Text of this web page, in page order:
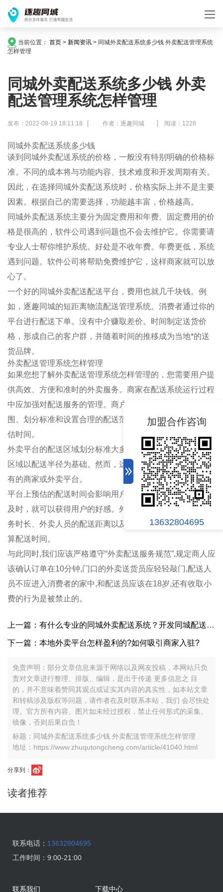
加盟合作咨询
13632804695
当前位置： 首页 > 新闻资讯 > 同城外卖配送系统多少钱 外卖配送管理系统
怎样管理
同城外卖配送系统多少钱 外卖
配送管理系统怎样管理
发布：2022-08-19 18:11:18 作者：逐趣同城 阅读：1228
同城外卖配送系统多少钱
谈到同城外卖配送系统的价格，一般没有特别明确的价格标
准。不同的成本将与功能内容、技术难度和开发周期有关。
因此，在选择同城外卖配送系统时，价格实际上并不是主要
因素。根据自己的需要选择，功能越丰富，价格越高。
同城外卖配送系统主要分为固定费用和年费。固定费用的价
格是很高的，软件公司遇到问题也不会去维护它。你需要请
专业人士帮你维护系统。好处是不收年费。年费更低，系统
遇到问题。软件公司将帮助免费维护它，这样商家就可以放
心了。
一个好的同城外卖配送配送平台，费用也就几千块钱。例
如，逐趣同城的短距离物流配送管理系统。消费者通过你的
平台进行配送下单。没有中介赚取差价。时间制定送货价
格，形成自己的客户群，并随着时间的推移成为当地*的送
货品牌。
外卖配送管理系统怎样管理
如果您想了解外卖配送管理系统怎样管理的，您需要用户提
供高效、方便和准时的外卖服务。商家在配送系统运行过程
中应加强对配送服务的管理。商户应注意制定合理的配送范
围、划分标准和设置合理的配送范围，并注明合理的配送预
估时间。
外卖平台的配送区域划分标准大多以商家为中心基础，配送
区域以配送半径为基础。然而，这种配送方式并不适用于所
有的商家或外卖平台。
平台上预估的配送时间会影响用户的选择。只要配送准确、
及时，就可以获得用户的好感。外卖平台可以根据商家的服
务时长、外卖人员的配送距离以及市场的基本路况，合理估
算配送时间。
与此同时,我们应该严格遵守“外卖配送服务规范”,规定商人应
该确认订单在10分钟,门口的外卖送货员应轻轻敲门,配送人
员不应进入消费者的家中,和配送员应该在18岁,还有收取小
费的行为是被禁止的。
上一篇：有什么专业的同城外卖配送系统？开发同城配送系统有什么优势？
下一篇：本地外卖平台怎样盈利的?如何吸引商家入驻?
免责声明：部分文章信息来源于网络以及网友投稿，本网站只负
责对文章进行整理、排版、编辑，是出于传递 更多信息之 目
的，并不意味着赞同其观点或证实其内容的真实性，如本站文章
和转稿涉及版权等问题，请作者在及时联系本站，我们 会尽快处
理。官方所有内容、图片如未经过授权，禁止任何形式的采集、
镜像，否则后果自负！
标题：同城外卖配送系统多少钱 外卖配送管理系统怎样管理
地址：https://www.zhuqutongcheng.com/article/41040.html
分享到：
读者推荐
联系电话： 13632804695
工作时间： 9:00-21:00
联系我们 下载中心